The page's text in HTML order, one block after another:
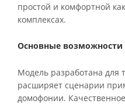
простой и комфортной
комплексах.
Основные возможности
Модель разработана для
расширяет сценарии
домофонии.